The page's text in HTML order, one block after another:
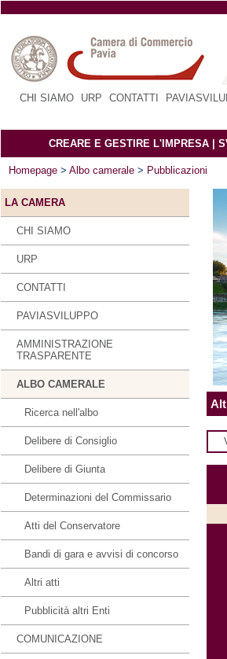
CHI SIAMO URP CONTATTI
CREARE E GESTIRE L'IMPRESA
Homepage > Albo camerale > Pubblicazioni
LA CAMERA
CHI SIAMO
URP
CONTATTI
PAVIASVILUPPO
AMMINISTRAZIONE
TRASPARENTE
ALBO CAMERALE
Ricerca nell'albo
Delibere di Consiglio
Delibere di Giunta
Determinazioni del Commissario
Atti del Conservatore
Bandi di gara e avvisi di concorso
Altri atti
Pubblicità altri Enti
COMUNICAZIONE